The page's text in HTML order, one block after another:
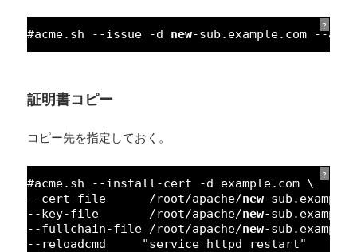
?
#acme.sh --issue -d new-sub.example.com --
証明書コピー
コピー先を指定しておく。
?
#acme.sh --install-cert -d example.com \
--cert-file      /root/apache/new-
--key-file       /root/apache/new-
--fullchain-file /root/apache/new-
--reloadcmd "service httpd restart"